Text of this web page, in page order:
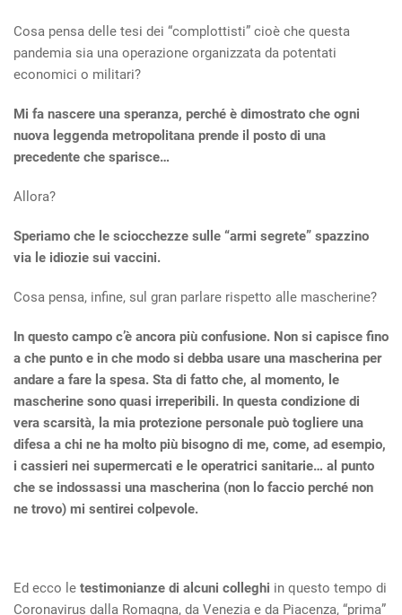
Cosa pensa delle tesi dei “complottisti” cioè che questa
pandemia sia una operazione organizzata da potentati
economici o militari?
Mi fa nascere una speranza, perché è dimostrato che ogni
nuova leggenda metropolitana prende il posto di una
precedente che sparisce…
Allora?
Speriamo che le sciocchezze sulle “armi segrete” spazzino
via le idiozie sui vaccini.
Cosa pensa, infine, sul gran parlare rispetto alle mascherine?
In questo campo c’è ancora più confusione. Non si capisce fino
a che punto e in che modo si debba usare una mascherina per
andare a fare la spesa. Sta di fatto che, al momento, le
mascherine sono quasi irreperibili. In questa condizione di
vera scarsità, la mia protezione personale può togliere una
difesa a chi ne ha molto più bisogno di me, come, ad esempio,
i cassieri nei supermercati e le operatrici sanitarie… al punto
che se indossassi una mascherina (non lo faccio perché non
ne trovo) mi sentirei colpevole.
Ed ecco le testimonianze di alcuni colleghi in questo tempo di
Coronavirus dalla Romagna, da Venezia e da Piacenza, “prima”